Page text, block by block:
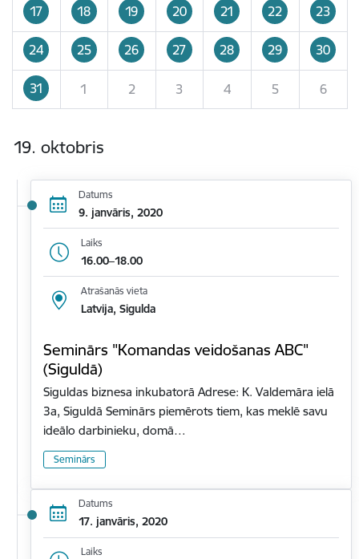
17 18 19 20 21 22 23
24 25 26 27 28 29 30
31 1 2 3 4 5 6
19. oktobris
Datums
9. janvāris, 2020
Laiks
16.00–18.00
Atrašanās vieta
Latvija, Sigulda
Seminārs "Komandas veidošanas ABC"
(Siguldā)
Siguldas biznesa inkubatorā Adrese: K. Valdemāra ielā
3a, Siguldā Seminārs piemērots tiem, kas meklē savu
ideālo darbinieku, domā…
Seminārs
Datums
17. janvāris, 2020
Laiks